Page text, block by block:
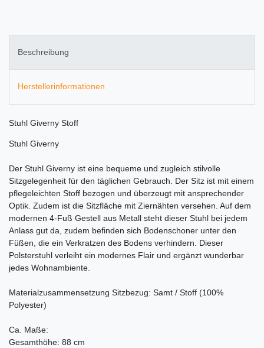
Beschreibung
Herstellerinformationen
Stuhl Giverny Stoff
Stuhl Giverny
Der Stuhl Giverny ist eine bequeme und zugleich stilvolle
Sitzgelegenheit für den täglichen Gebrauch. Der Sitz ist mit einem
pflegeleichten Stoff bezogen und überzeugt mit ansprechender
Optik. Zudem ist die Sitzfläche mit Ziernähten versehen. Auf dem
modernen 4-Fuß Gestell aus Metall steht dieser Stuhl bei jedem
Anlass gut da, zudem befinden sich Bodenschoner unter den
Füßen, die ein Verkratzen des Bodens verhindern. Dieser
Polsterstuhl verleiht ein modernes Flair und ergänzt wunderbar
jedes Wohnambiente.
Materialzusammensetzung Sitzbezug: Samt / Stoff (100%
Polyester)
Ca. Maße:
Gesamthöhe: 88 cm